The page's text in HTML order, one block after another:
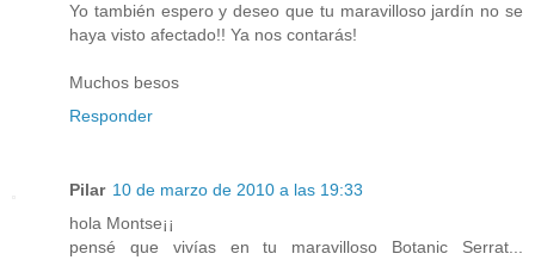
Yo también espero y deseo que tu maravilloso jardín no se
haya visto afectado!! Ya nos contarás!
Muchos besos
Responder
Pilar 10 de marzo de 2010 a las 19:33
hola Montse¡¡
pensé que vivías en tu maravilloso Botanic Serrat...